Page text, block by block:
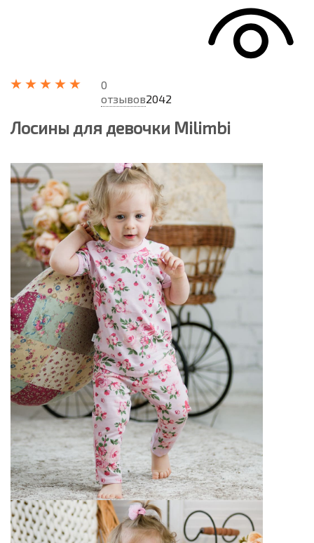
0
отзывов2042
Лосины для девочки Milimbi